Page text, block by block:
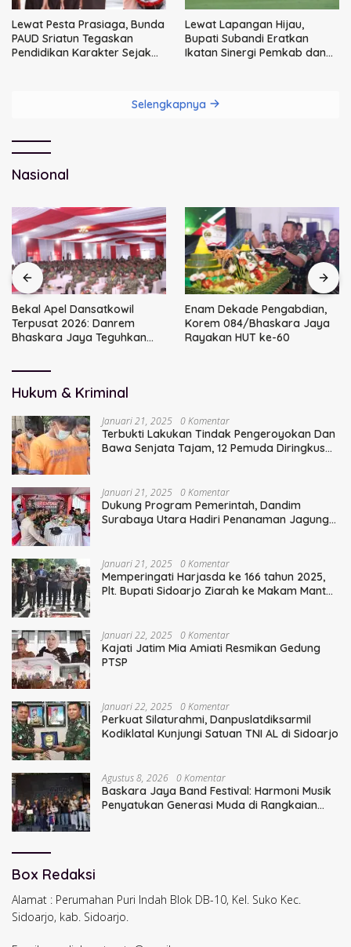
Lewat Pesta Prasiaga, Bunda
PAUD Sriatun Tegaskan
Pendidikan Karakter Sejak
Lewat Lapangan Hijau,
Bupati Subandi Eratkan
Ikatan Sinergi Pemkab dan
Selengkapnya
Nasional
Bekal Apel Dansatkowil
Terpusat 2026: Danrem
Bhaskara Jaya Teguhkan
Enam Dekade Pengabdian,
Korem 084/Bhaskara Jaya
Rayakan HUT ke-60
Hukum & Kriminal
Januari 21, 2025 0 Komentar
Terbukti Lakukan Tindak Pengeroyokan Dan
Bawa Senjata Tajam, 12 Pemuda Diringkus
Januari 21, 2025 0 Komentar
Dukung Program Pemerintah, Dandim
Surabaya Utara Hadiri Penanaman Jagung
Januari 21, 2025 0 Komentar
Memperingati Harjasda ke 166 tahun 2025,
Plt. Bupati Sidoarjo Ziarah ke Makam Mantan
Januari 22, 2025 0 Komentar
Kajati Jatim Mia Amiati Resmikan Gedung
PTSP
Januari 22, 2025 0 Komentar
Perkuat Silaturahmi, Danpuslatdiksarmil
Kodiklatal Kunjungi Satuan TNI AL di Sidoarjo
Agustus 8, 2026 0 Komentar
Baskara Jaya Band Festival: Harmoni Musik
Penyatukan Generasi Muda di Rangkaian
Box Redaksi
Alamat : Perumahan Puri Indah Blok DB-10, Kel. Suko Kec.
Sidoarjo, kab. Sidoarjo.